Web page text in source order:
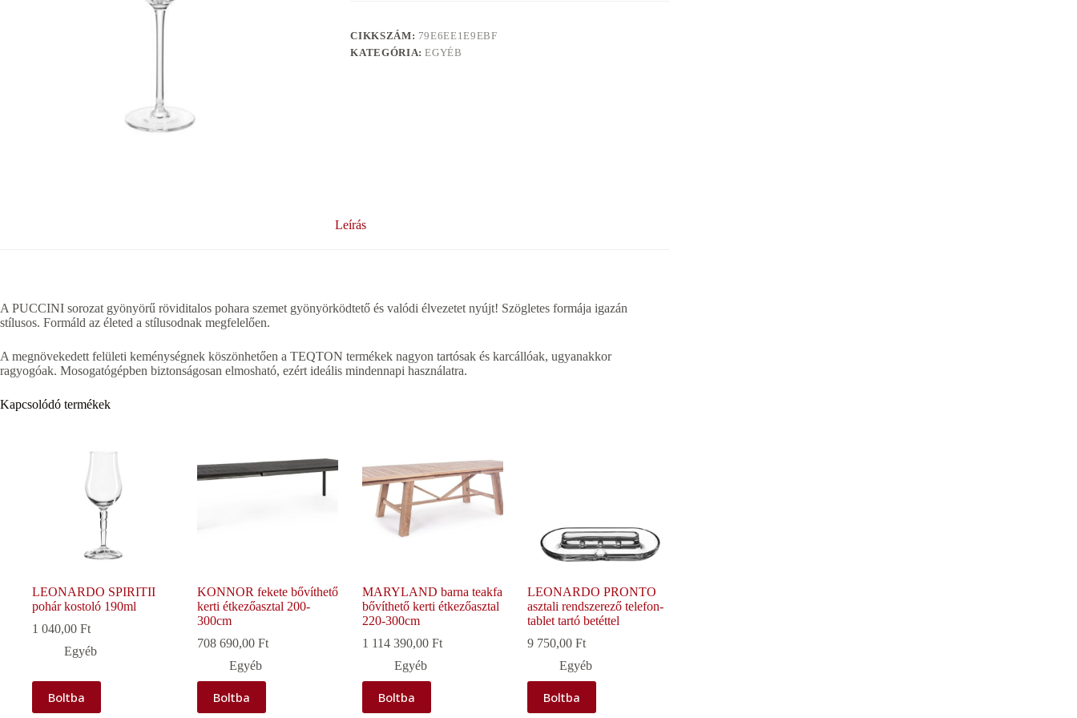
CIKKSZÁM: 79E6EE1E9EBF
KATEGÓRIA:EGYÉB
Leírás
A PUCCINI sorozat gyönyörű röviditalos pohara szemet gyönyörködtető és valódi élvezetet nyújt! Szögletes formája igazán
stílusos. Formáld az életed a stílusodnak megfelelően.
A megnövekedett felületi keménységnek köszönhetően a TEQTON termékek nagyon tartósak és karcállóak, ugyanakkor
ragyogóak. Mosogatógépben biztonságosan elmosható, ezért ideális mindennapi használatra.
Kapcsolódó termékek
LEONARDO SPIRITII
pohár kostoló 190ml
1 040,00 Ft
Egyéb
Boltba
KONNOR fekete bővíthető
kerti étkezőasztal 200-
300cm
708 690,00Ft
Egyéb
Boltba
MARYLAND barna teakfa
bővíthető kerti étkezőasztal
220-300cm
1 114 390,00Ft
Egyéb
Boltba
LEONARDO PRONTO
asztali rendszerező telefon-
tablet tartó betéttel
9 750,00Ft
Egyéb
Boltba